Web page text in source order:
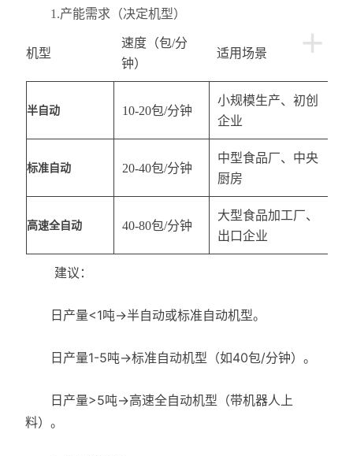
1.产能需求（决定机型）
+
机型
速度（包/分
钟）
适用场景
半自动 10-20包/分钟
小规模生产、初创
企业
标准自动 20-40包/分钟
中型食品厂、中央
厨房
高速全自动 40-80包/分钟
大型食品加工厂、
出口企业
建议：
日产量<1吨→半自动或标准自动机型。
日产量1-5吨→标准自动机型（如40包/分钟）。
日产量>5吨→高速全自动机型（带机器人上
料）。